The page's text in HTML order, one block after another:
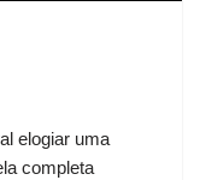
elogiar uma
completa